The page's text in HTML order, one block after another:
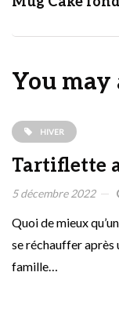
You may
HIVER
Tartiflette
5 décembre 2022
Quoi de mieux
se réchauffer après
famille…